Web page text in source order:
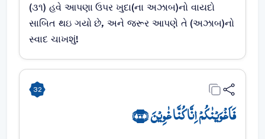
(૩૧) હવે આપણા ઉપર ખુદા(ના અઝાબ)નો વાયદો
સાબિત થઇ ગયો છે, અને જરૂર આપણે તે (અઝાબ)નો
સ્વાદ ચાખશું!
32
فَاَغۡوَیۡنٰکُمۡ اِنَّا کُنَّا غٰوِیۡنَ ﴿۳۲﴾